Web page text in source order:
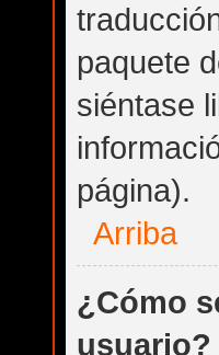
paquete
siéntase
página).
Arriba
¿Cómo
usuario?